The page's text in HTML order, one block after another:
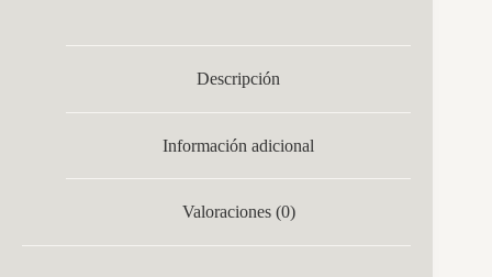
Descripción
Información adicional
Valoraciones (0)